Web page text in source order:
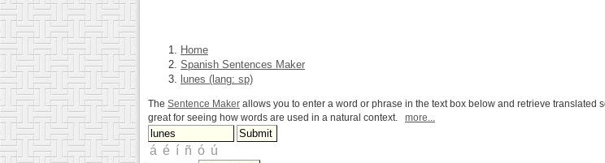
Home
Spanish Sentences Maker
lunes (lang: sp)
The Sentence Maker allows you to enter a word or phrase in the text box below and retrieve
great for seeing how words are used in a natural context. more...